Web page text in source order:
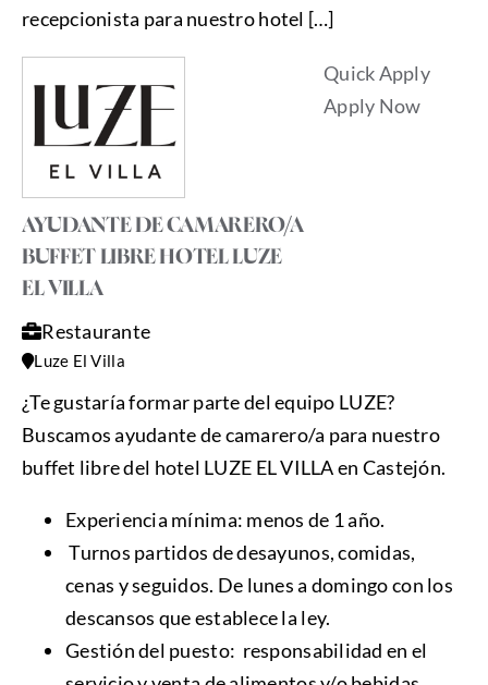
recepcionista para nuestro hotel […]
AYUDANTE DE CAMARERO/A
BUFFET LIBRE HOTEL LUZE
EL VILLA
Quick Apply
Apply Now
Restaurante
Luze El Villa
¿Te gustaría formar parte del equipo LUZE?
Buscamos ayudante de camarero/a para nuestro
buffet libre del hotel LUZE EL VILLA en Castejón.
Experiencia mínima: menos de 1 año.
Turnos partidos de desayunos, comidas,
cenas y seguidos. De lunes a domingo con los
descansos que establece la ley.
Gestión del puesto: responsabilidad en el